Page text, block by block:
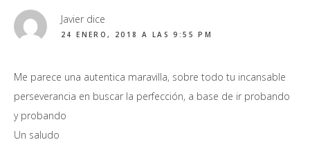
con
los
Javier dice
24 ENERO, 2018 A LAS 9:55 PM
Me parece una autentica maravilla, sobre todo tu incansable
perseverancia en buscar la perfección, a base de ir probando
y probando
Un saludo